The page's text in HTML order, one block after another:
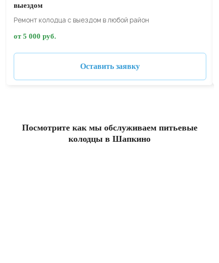
выездом
Ремонт колодца с выездом в любой район
от 5 000 руб.
Оставить заявку
Посмотрите как мы обслуживаем питьевые
колодцы в Шапкино